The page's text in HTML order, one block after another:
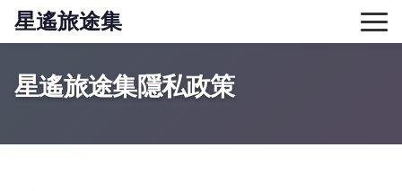
星遙旅途集
星遙旅途集隱私政策